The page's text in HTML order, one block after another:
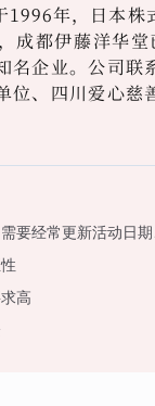
年，日本株
成都伊藤洋华
名企业。公司联
位、四川爱心慈
要经常更新活动日
高